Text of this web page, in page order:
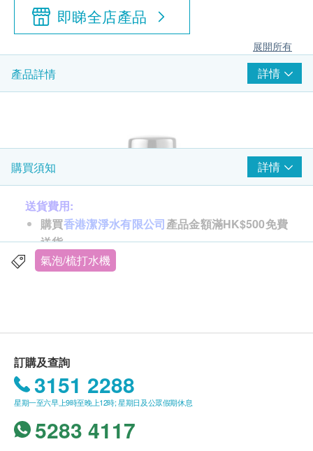
即睇全店產品
展開所有
產品詳情 詳情
購買須知 詳情
送貨費用:
購買香港潔淨水有限公司產品金額滿HK$500免費
送貨。
訂單金額不足HK$500顧客需支付運費HK$35。
时间不設選擇，星期日並不提供派送服務
因資訊不足無法配送的滯留訂單將會被配送方保留，
直至配送方聯絡香港潔淨水有限公司。香港潔淨水有
限公司將會以電子郵件的形式通知用戶，請回覆信箱
中的郵件或聯繫客服人員。逾期5日未能得到回覆的
氣泡/梳打水機
訂購及查詢
3151 2288
星期一至六早上9時至晚上12時; 星期日及公眾假期休息
5283 4117